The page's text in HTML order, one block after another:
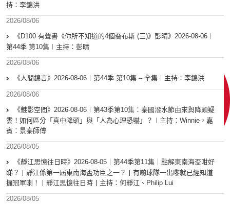
持：李錦洪
2026/08/06
《D100 有聲書《你所不知道的4個喬布斯 (三)》彭晴》2026-08-06︱
第44季 第10集︱主持：彭晴
2026/08/06
《人間錦言》2026-08-06︱第44季 第10集 – 全集︱主持：李錦洪
2026/08/06
《魅影空間》2026-08-06︱第43季第10集：泰國潑水節由來與降頭疑
雲！如何區分「真中降頭」與「人為心理恐嚇」？︱主持：Winnie，嘉
賓：景泰師傅
2026/08/05
《靜江思憶往日時》2026-08-05｜第44季第11集｜點解東南海盃咁好
睇？丨靜江係第一屆東南海盃功臣之一？丨有啲球隊一出嚟就已經知道
攞冠軍喇！丨靜江思憶往日時丨主持：何靜江、Philip Lui
2026/08/05